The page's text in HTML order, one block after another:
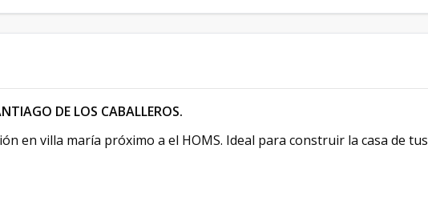
DE LOS CABALLEROS.
en villa maría próximo a el HOMS. Ideal para construir la casa de tus